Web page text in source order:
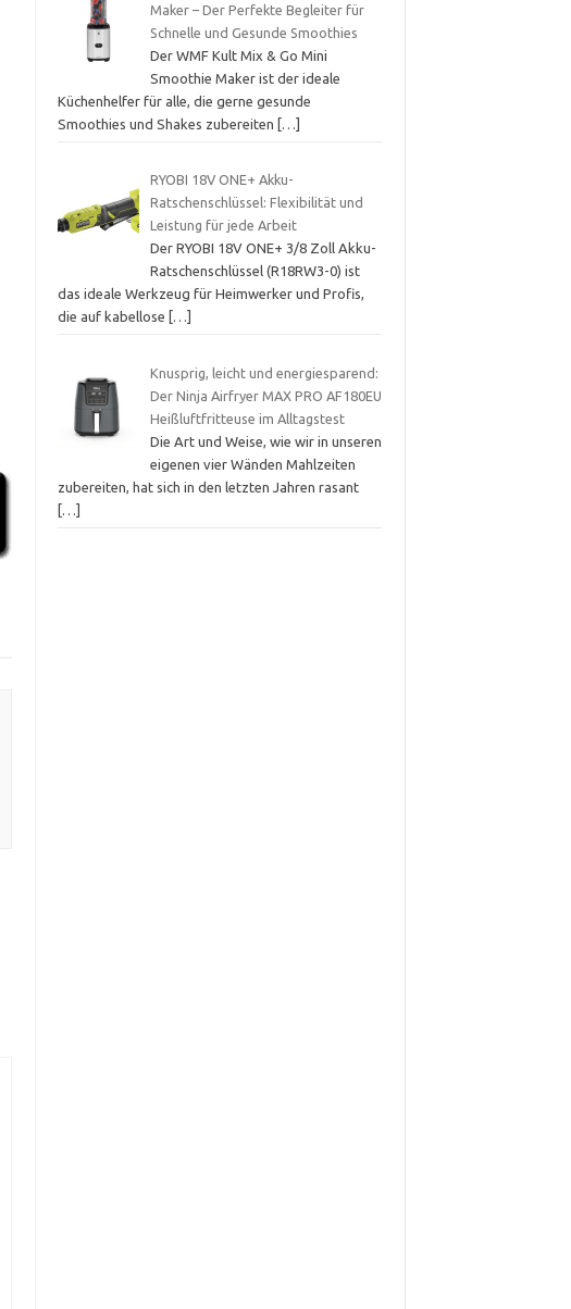
Maker – Der Perfekte Begleiter für
Schnelle und Gesunde Smoothies
Der WMF Kult Mix & Go Mini
Smoothie Maker ist der ideale
Küchenhelfer für alle, die gerne gesunde
Smoothies und Shakes zubereiten
[…]
RYOBI 18V ONE+ Akku-
Ratschenschlüssel: Flexibilität und
Leistung für jede Arbeit
Der RYOBI 18V ONE+ 3/8 Zoll Akku-
Ratschenschlüssel (R18RW3-0) ist
das ideale Werkzeug für Heimwerker und Profis,
die auf kabellose
[…]
Knusprig, leicht und energiesparend:
Der Ninja Airfryer MAX PRO AF180EU
Heißluftfritteuse im Alltagstest
Die Art und Weise, wie wir in unseren
eigenen vier Wänden Mahlzeiten
zubereiten, hat sich in den letzten Jahren rasant
[…]